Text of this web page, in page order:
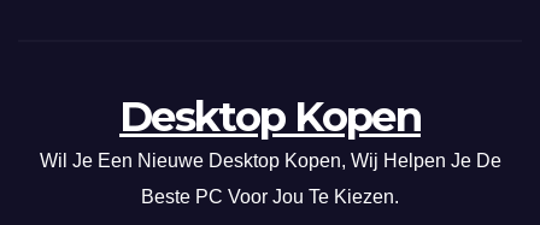
Desktop Kopen
Wil Je Een Nieuwe Desktop Kopen, Wij Helpen Je De
Beste PC Voor Jou Te Kiezen.